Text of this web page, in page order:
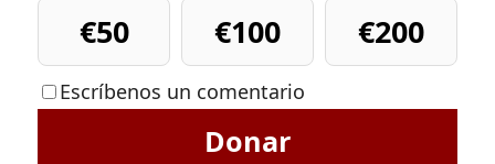
€50
€100 €200
Escríbenos un comentario
Donar